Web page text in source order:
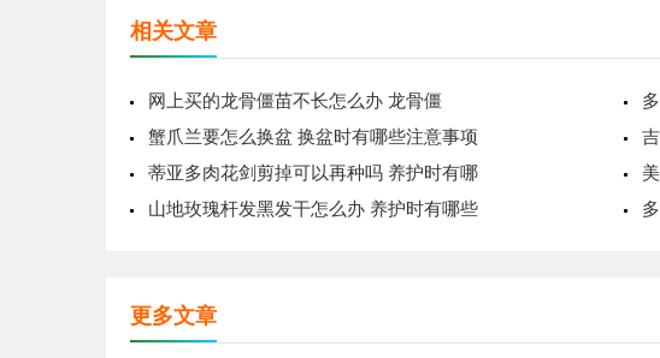
相关文章
网上买的龙骨僵苗不长怎么办 龙骨僵
蟹爪兰要怎么换盆 换盆时有哪些注意事项
蒂亚多肉花剑剪掉可以再种吗 养护时有哪
山地玫瑰杆发黑发干怎么办 养护时有哪些
更多文章